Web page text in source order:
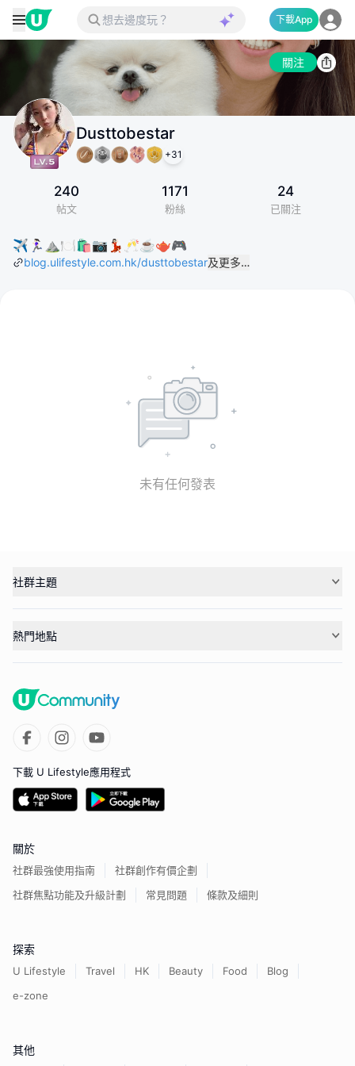
下載App
關注
Dusttobestar
+31
240
帖文
1171
粉絲
24
已關注
✈️🏃🏻‍♀️⛰️🍽️🛍️📷💃🏻🥂☕️🫖🎮
blog.ulifestyle.com.hk/dusttobestar及更多…
未有任何發表
社群主題
熱門地點
下載 U Lifestyle應用程式
關於
社群最強使用指南
社群創作有價企劃
社群焦點功能及升級計劃
常見問題 條款及細則
探索
U Lifestyle Travel HK Beauty Food
Blog
e-zone
其他